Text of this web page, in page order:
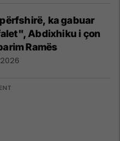
ka gabuar
Abdixhiku i çon
Ramës